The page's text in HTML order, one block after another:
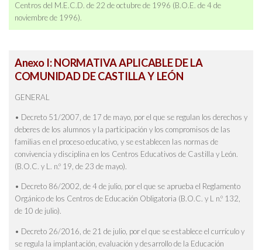
Centros del M.E.C.D. de 22 de octubre de 1996 (B.O.E. de 4 de
noviembre de 1996).
Anexo I: NORMATIVA APLICABLE DE LA
COMUNIDAD DE CASTILLA Y LEÓN
GENERAL
• Decreto 51/2007, de 17 de mayo, por el que se regulan los derechos y
deberes de los alumnos y la participación y los compromisos de las
familias en el proceso educativo, y se establecen las normas de
convivencia y disciplina en los Centros Educativos de Castilla y León.
(B.O.C. y L. n.º 19, de 23 de mayo).
• Decreto 86/2002, de 4 de julio, por el que se aprueba el Reglamento
Orgánico de los Centros de Educación Obligatoria (B.O.C. y L n.º 132,
de 10 de julio).
• Decreto 26/2016, de 21 de julio, por el que se establece el currículo y
se regula la implantación, evaluación y desarrollo de la Educación